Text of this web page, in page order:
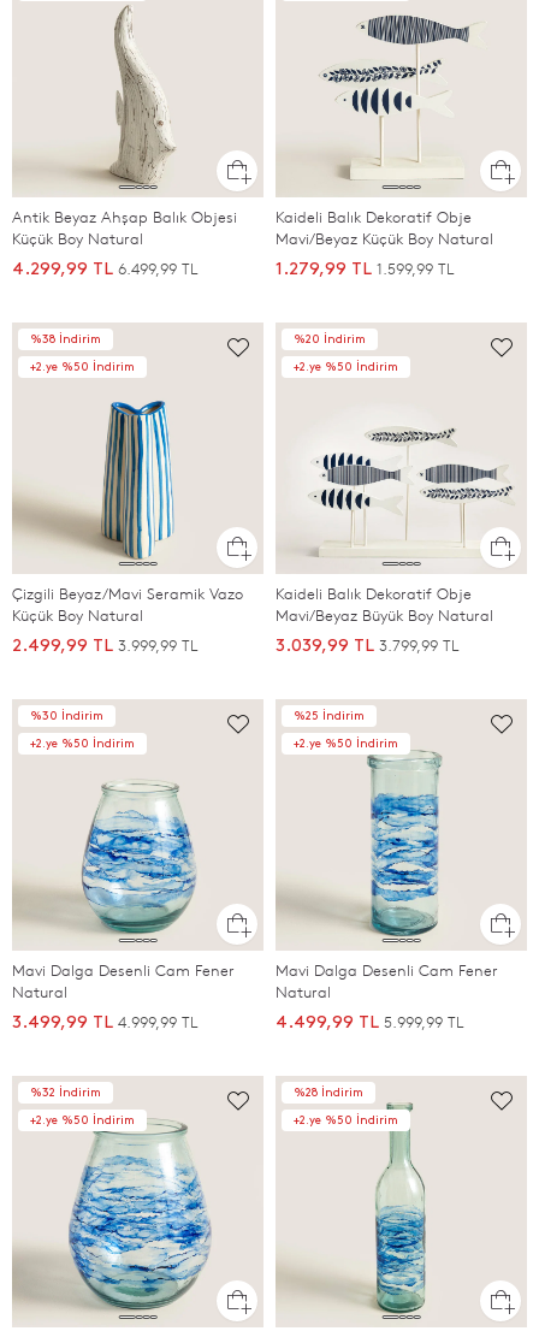
Antik Beyaz Ahşap Balık Objesi
Küçük Boy Natural
4.299,99 TL 6.499,99 TL
Kaideli Balık Dekoratif Obje
Mavi/Beyaz Küçük Boy Natural
1.279,99 TL 1.599,99 TL
%38 İndirim
+2.ye %50 İndirim
Çizgili Beyaz/Mavi Seramik Vazo
Küçük Boy Natural
2.499,99 TL 3.999,99 TL
%20 İndirim
+2.ye %50 İndirim
Kaideli Balık Dekoratif Obje
Mavi/Beyaz Büyük Boy Natural
3.039,99 TL 3.799,99 TL
%30 İndirim
+2.ye %50 İndirim
Mavi Dalga Desenli Cam Fener
Natural
3.499,99 TL 4.999,99 TL
%25 İndirim
+2.ye %50 İndirim
Mavi Dalga Desenli Cam Fener
Natural
4.499,99 TL 5.999,99 TL
%32 İndirim
+2.ye %50 İndirim
%28 İndirim
+2.ye %50 İndirim